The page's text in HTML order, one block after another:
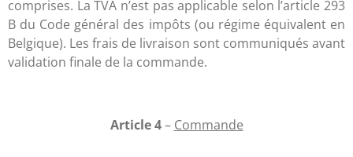
comprises. La TVA n’est pas applicable selon l’article 293
B du Code général des impôts (ou régime équivalent en
Belgique). Les frais de livraison sont communiqués avant
validation finale de la commande.
Article 4– Commande